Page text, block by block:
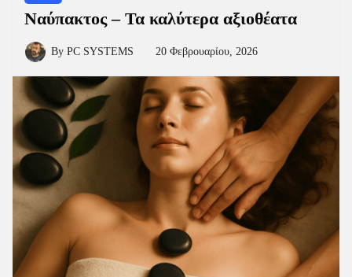
Ναύπακτος – Τα καλύτερα αξιοθέατα
By PC SYSTEMS 20 Φεβρουαρίου, 2026